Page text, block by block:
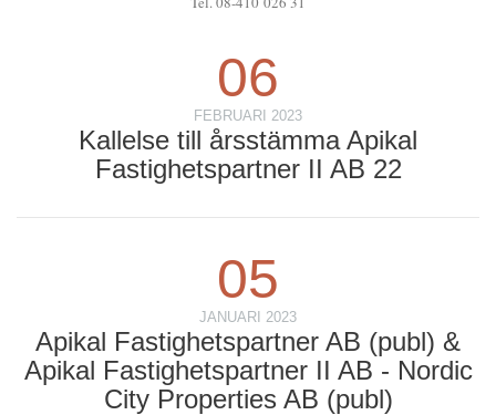
06
FEBRUARI 2023
Kallelse till årsstämma Apikal
Fastighetspartner II AB 22
05
JANUARI 2023
Apikal Fastighetspartner AB (publ) &
Apikal Fastighetspartner II AB - Nordic
City Properties AB (publ)